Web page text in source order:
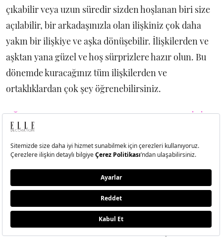
çıkabilir veya uzun süredir sizden hoşlanan biri size
açılabilir, bir arkadaşınızla olan ilişkiniz çok daha
yakın bir ilişkiye ve aşka dönüşebilir. İlişkilerden ve
aşktan yana güzel ve hoş sürprizlere hazır olun. Bu
dönemde kuracağınız tüm ilişkilerden ve
ortaklıklardan çok şey öğrenebilirsiniz.
OĞLAK BURCU HAFTALIK BURÇ YORUMLARI İÇİN
TIKLAYINIZ
OĞLAK BURCU AYLIK BURÇ YORUMLARI İÇİN
12 HAZİRAN KOVA BURCU YORUMLARI
Bu dönemde hayatınızda size zor gelen işler her